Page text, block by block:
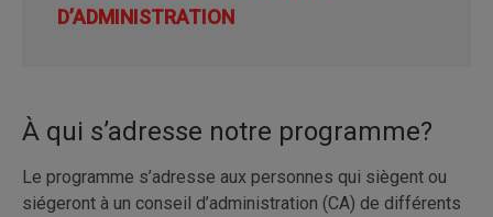
D’ADMINISTRATION
À qui s’adresse notre programme?
Le programme s’adresse aux personnes qui siègent ou
siégeront à un conseil d’administration (CA) de différents